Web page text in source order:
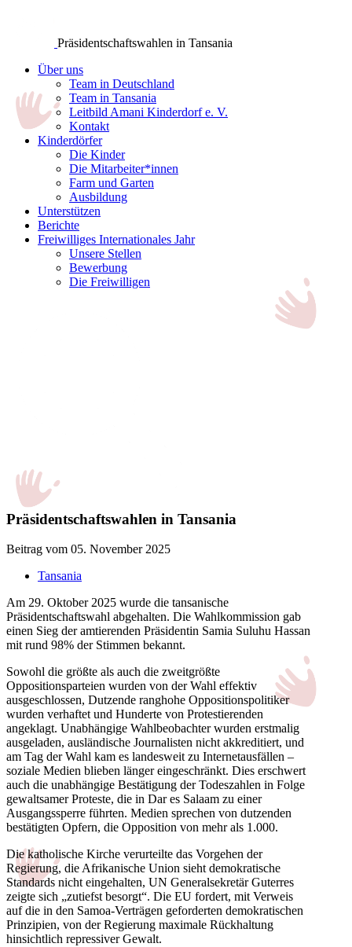
Präsidentschaftswahlen in Tansania
Über uns
Team in Deutschland
Team in Tansania
Leitbild Amani Kinderdorf e. V.
Kontakt
Kinderdörfer
Die Kinder
Die Mitarbeiter*innen
Farm und Garten
Ausbildung
Unterstützen
Berichte
Freiwilliges Internationales Jahr
Unsere Stellen
Bewerbung
Die Freiwilligen
Präsidentschaftswahlen in Tansania
Beitrag vom 05. November 2025
Tansania
Am 29. Oktober 2025 wurde die tansanische
Präsidentschaftswahl abgehalten. Die Wahlkommission gab
einen Sieg der amtierenden Präsidentin Samia Suluhu Hassan
mit rund 98% der Stimmen bekannt.
Sowohl die größte als auch die zweitgrößte
Oppositionsparteien wurden von der Wahl effektiv
ausgeschlossen, Dutzende ranghohe Oppositionspolitiker
wurden verhaftet und Hunderte von Protestierenden
angeklagt. Unabhängige Wahlbeobachter wurden erstmalig
ausgeladen, ausländische Journalisten nicht akkreditiert, und
am Tag der Wahl kam es landesweit zu Internetausfällen –
soziale Medien blieben länger eingeschränkt. Dies erschwert
auch die unabhängige Bestätigung der Todeszahlen in Folge
gewaltsamer Proteste, die in Dar es Salaam zu einer
Ausgangssperre führten. Medien sprechen von dutzenden
bestätigten Opfern, die Opposition von mehr als 1.000.
Die katholische Kirche verurteilte das Vorgehen der
Regierung, die Afrikanische Union sieht demokratische
Standards nicht eingehalten, UN Generalsekretär Guterres
zeigte sich „zutiefst besorgt“. Die EU fordert, mit Verweis
auf die in den Samoa-Verträgen geforderten demokratischen
Prinzipien, von der Regierung maximale Rückhaltung
hinsichtlich repressiver Gewalt.